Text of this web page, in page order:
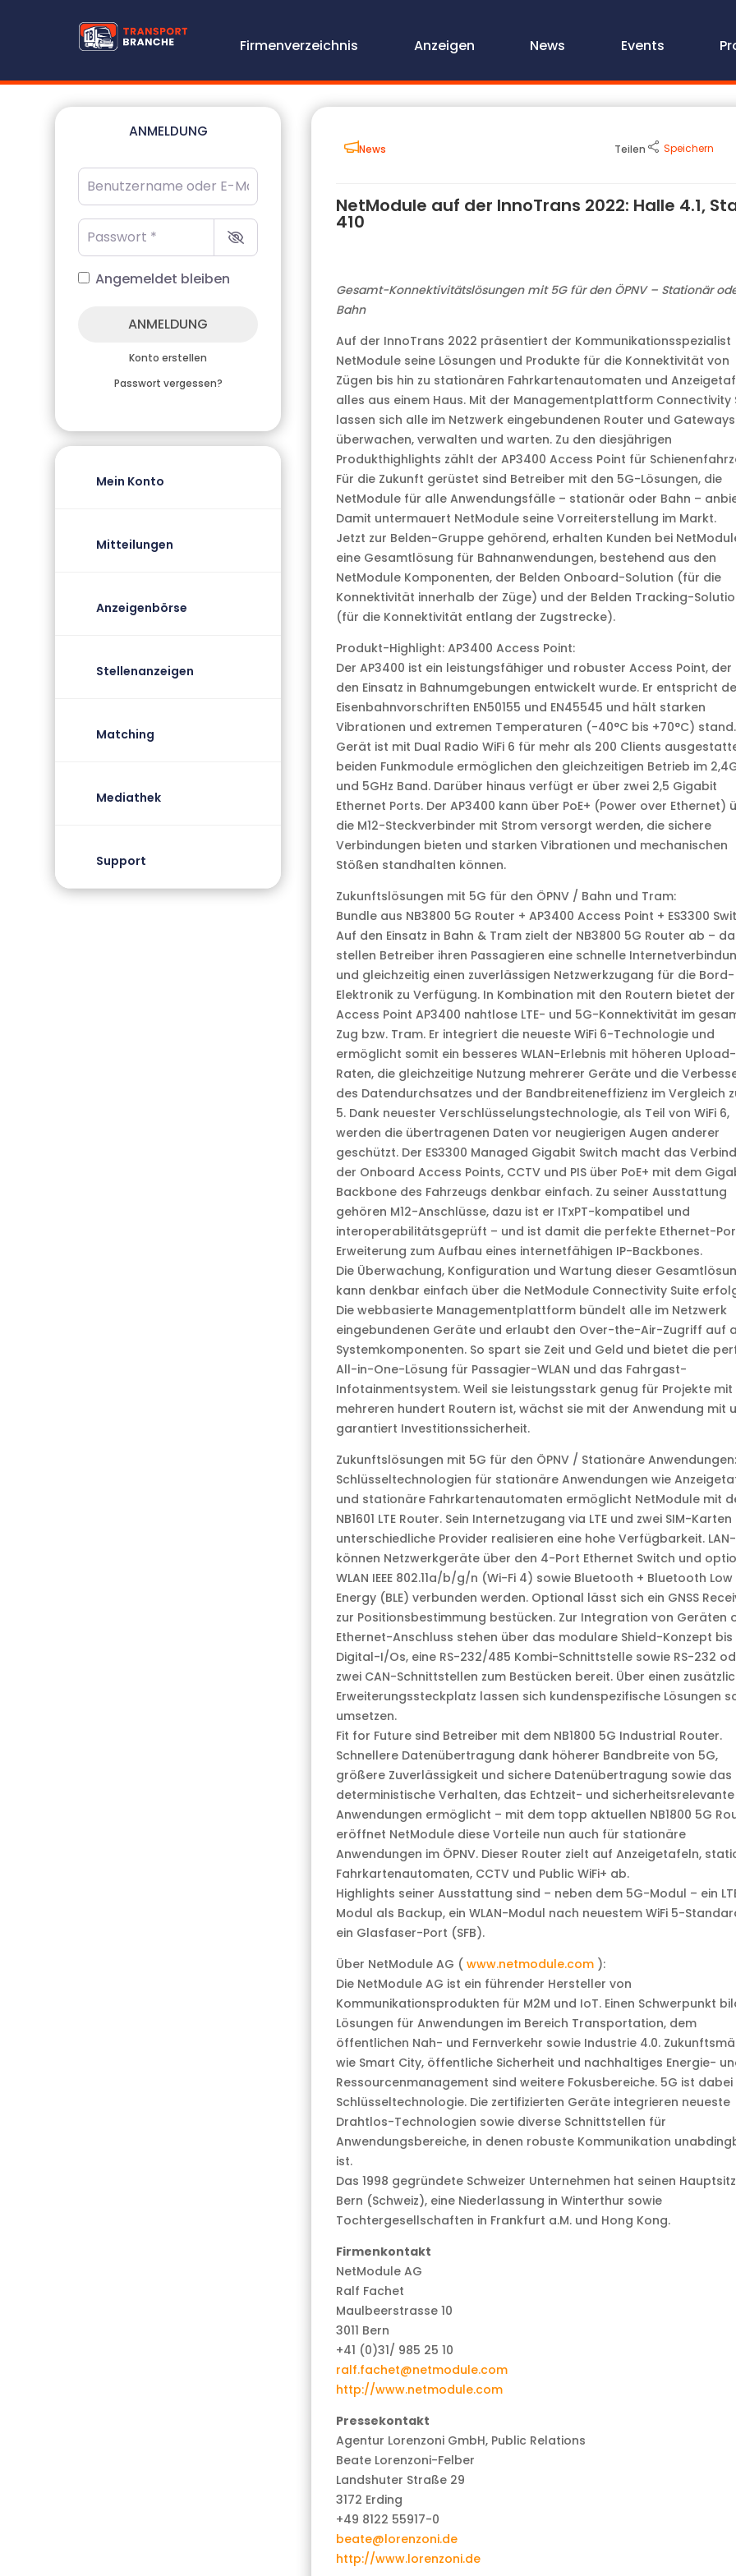
Firmenverzeichnis Anzeigen News Events
ANMELDUNG
Benutzername oder E-Mail-Adresse
Passwort
Angemeldet bleiben
ANMELDUNG
Konto erstellen
Passwort vergessen?
Mein Konto
Mitteilungen
Anzeigenbörse
Stellenanzeigen
Matching
Mediathek
Support
News Teilen Speichern
NetModule auf der InnoTrans 2022: Halle 4.1,
410
Gesamt-Konnektivitätslösungen mit 5G für den ÖPNV – Stationär
Bahn
Auf der InnoTrans 2022 präsentiert der Kommunikationsspezialist
NetModule seine Lösungen und Produkte für die Konnektivität von
Zügen bis hin zu stationären Fahrkartenautomaten und
alles aus einem Haus. Mit der Managementplattform Connectivity
lassen sich alle im Netzwerk eingebundenen Router und Gateways
überwachen, verwalten und warten. Zu den diesjährigen
Produkthighlights zählt der AP3400 Access Point für
Für die Zukunft gerüstet sind Betreiber mit den 5G-Lösungen, die
NetModule für alle Anwendungsfälle – stationär oder Bahn –
Damit untermauert NetModule seine Vorreiterstellung im Markt.
Jetzt zur Belden-Gruppe gehörend, erhalten Kunden bei
eine Gesamtlösung für Bahnanwendungen, bestehend aus den
NetModule Komponenten, der Belden Onboard-Solution (für die
Konnektivität innerhalb der Züge) und der Belden Tracking-
(für die Konnektivität entlang der Zugstrecke).
Produkt-Highlight: AP3400 Access Point:
Der AP3400 ist ein leistungsfähiger und robuster Access Point, der
den Einsatz in Bahnumgebungen entwickelt wurde. Er entspricht
Eisenbahnvorschriften EN50155 und EN45545 und hält starken
Vibrationen und extremen Temperaturen (-40°C bis +70°C)
Gerät ist mit Dual Radio WiFi 6 für mehr als 200 Clients
beiden Funkmodule ermöglichen den gleichzeitigen Betrieb im
und 5GHz Band. Darüber hinaus verfügt er über zwei 2,5 Gigabit
Ethernet Ports. Der AP3400 kann über PoE+ (Power over Ethernet)
die M12-Steckverbinder mit Strom versorgt werden, die sichere
Verbindungen bieten und starken Vibrationen und mechanischen
Stößen standhalten können.
Zukunftslösungen mit 5G für den ÖPNV / Bahn und Tram:
Bundle aus NB3800 5G Router + AP3400 Access Point + ES3300
Auf den Einsatz in Bahn & Tram zielt der NB3800 5G Router ab –
stellen Betreiber ihren Passagieren eine schnelle
und gleichzeitig einen zuverlässigen Netzwerkzugang für die Bord-
Elektronik zu Verfügung. In Kombination mit den Routern bietet der
Access Point AP3400 nahtlose LTE- und 5G-Konnektivität im
Zug bzw. Tram. Er integriert die neueste WiFi 6-Technologie und
ermöglicht somit ein besseres WLAN-Erlebnis mit höheren Upload-
Raten, die gleichzeitige Nutzung mehrerer Geräte und die
des Datendurchsatzes und der Bandbreiteneffizienz im Vergleich
5. Dank neuester Verschlüsselungstechnologie, als Teil von WiFi 6,
werden die übertragenen Daten vor neugierigen Augen anderer
geschützt. Der ES3300 Managed Gigabit Switch macht das
der Onboard Access Points, CCTV und PIS über PoE+ mit dem
Backbone des Fahrzeugs denkbar einfach. Zu seiner Ausstattung
gehören M12-Anschlüsse, dazu ist er ITxPT-kompatibel und
interoperabilitätsgeprüft – und ist damit die perfekte Ethernet-
Erweiterung zum Aufbau eines internetfähigen IP-Backbones.
Die Überwachung, Konfiguration und Wartung dieser
kann denkbar einfach über die NetModule Connectivity Suite
Die webbasierte Managementplattform bündelt alle im Netzwerk
eingebundenen Geräte und erlaubt den Over-the-Air-Zugriff auf
Systemkomponenten. So spart sie Zeit und Geld und bietet die
All-in-One-Lösung für Passagier-WLAN und das Fahrgast-
Infotainmentsystem. Weil sie leistungsstark genug für Projekte mit
mehreren hundert Routern ist, wächst sie mit der Anwendung mit
garantiert Investitionssicherheit.
Zukunftslösungen mit 5G für den ÖPNV / Stationäre Anwendungen:
Schlüsseltechnologien für stationäre Anwendungen wie
und stationäre Fahrkartenautomaten ermöglicht NetModule mit
NB1601 LTE Router. Sein Internetzugang via LTE und zwei SIM-
unterschiedliche Provider realisieren eine hohe Verfügbarkeit.
können Netzwerkgeräte über den 4-Port Ethernet Switch und
WLAN IEEE 802.11a/b/g/n (Wi-Fi 4) sowie Bluetooth + Bluetooth Low
Energy (BLE) verbunden werden. Optional lässt sich ein GNSS
zur Positionsbestimmung bestücken. Zur Integration von Geräten
Ethernet-Anschluss stehen über das modulare Shield-Konzept bis
Digital-I/Os, eine RS-232/485 Kombi-Schnittstelle sowie RS-232
zwei CAN-Schnittstellen zum Bestücken bereit. Über einen
Erweiterungssteckplatz lassen sich kundenspezifische Lösungen
umsetzen.
Fit for Future sind Betreiber mit dem NB1800 5G Industrial Router.
Schnellere Datenübertragung dank höherer Bandbreite von 5G,
größere Zuverlässigkeit und sichere Datenübertragung sowie das
deterministische Verhalten, das Echtzeit- und sicherheitsrelevante
Anwendungen ermöglicht – mit dem topp aktuellen NB1800 5G
eröffnet NetModule diese Vorteile nun auch für stationäre
Anwendungen im ÖPNV. Dieser Router zielt auf Anzeigetafeln,
Fahrkartenautomaten, CCTV und Public WiFi+ ab.
Highlights seiner Ausstattung sind – neben dem 5G-Modul – ein
Modul als Backup, ein WLAN-Modul nach neuestem WiFi 5-
ein Glasfaser-Port (SFB).
Über NetModule AG ( www.netmodule.com):
Die NetModule AG ist ein führender Hersteller von
Kommunikationsprodukten für M2M und IoT. Einen Schwerpunkt
Lösungen für Anwendungen im Bereich Transportation, dem
öffentlichen Nah- und Fernverkehr sowie Industrie 4.0.
wie Smart City, öffentliche Sicherheit und nachhaltiges Energie-
Ressourcenmanagement sind weitere Fokusbereiche. 5G ist dabei
Schlüsseltechnologie. Die zertifizierten Geräte integrieren neueste
Drahtlos-Technologien sowie diverse Schnittstellen für
Anwendungsbereiche, in denen robuste Kommunikation
ist.
Das 1998 gegründete Schweizer Unternehmen hat seinen
Bern (Schweiz), eine Niederlassung in Winterthur sowie
Tochtergesellschaften in Frankfurt a.M. und Hong Kong.
Firmenkontakt
NetModule AG
Ralf Fachet
Maulbeerstrasse 10
3011 Bern
+41 (0)31/ 985 25 10
ralf.fachet@netmodule.com
http://www.netmodule.com
Pressekontakt
Agentur Lorenzoni GmbH, Public Relations
Beate Lorenzoni-Felber
Landshuter Straße 29
3172 Erding
+49 8122 55917-0
beate@lorenzoni.de
http://www.lorenzoni.de